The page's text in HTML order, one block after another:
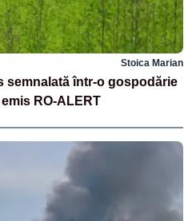
Stoica Marian
semnalată într-o gospodărie
RO-ALERT